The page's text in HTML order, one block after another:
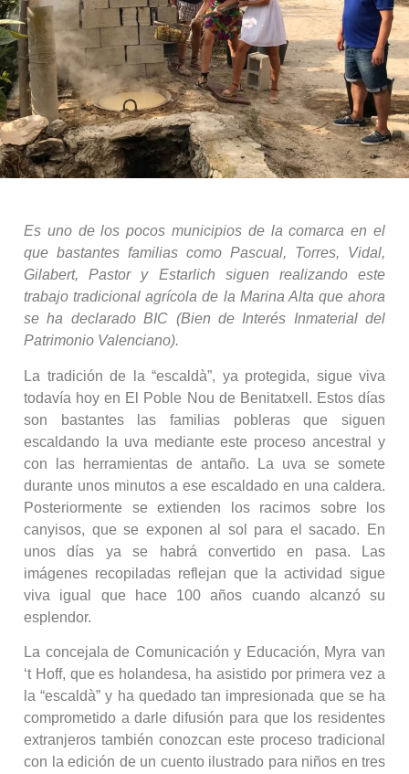
Es uno de los pocos municipios de la comarca en el
que bastantes familias como Pascual, Torres, Vidal,
Gilabert, Pastor y Estarlich siguen realizando este
trabajo tradicional agrícola de la Marina Alta que ahora
se ha declarado BIC (Bien de Interés Inmaterial del
Patrimonio Valenciano).
La tradición de la “escaldà”, ya protegida, sigue viva
todavía hoy en El Poble Nou de Benitatxell. Estos días
son bastantes las familias pobleras que siguen
escaldando la uva mediante este proceso ancestral y
con las herramientas de antaño. La uva se somete
durante unos minutos a ese escaldado en una caldera.
Posteriormente se extienden los racimos sobre los
canyisos, que se exponen al sol para el sacado. En
unos días ya se habrá convertido en pasa. Las
imágenes recopiladas reflejan que la actividad sigue
viva igual que hace 100 años cuando alcanzó su
esplendor.
La concejala de Comunicación y Educación, Myra van
‘t Hoff, que es holandesa, ha asistido por primera vez a
la “escaldà” y ha quedado tan impresionada que se ha
comprometido a darle difusión para que los residentes
extranjeros también conozcan este proceso tradicional
con la edición de un cuento ilustrado para niños en tres